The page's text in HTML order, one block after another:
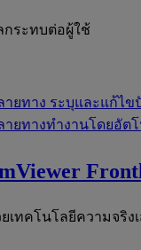
ระทบต่อผู้ใช้
ยทาง ระบุและแก้ไข
ยทางทำงานโดยอัต
ทคโนโลยีความจริง